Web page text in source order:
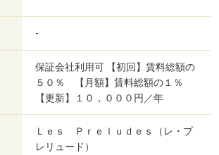
-
保証会社利用可 【初回】賃料総額の
５０％ 【月額】賃料総額の１％
【更新】１０，０００円／年
Ｌｅｓ Ｐｒｅｌｕｄｅｓ（レ・プ
レリュード）